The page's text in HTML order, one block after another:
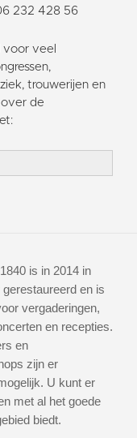
232 428 56
voor veel
trouwerijen en
de
is in 2014 in
en is
vergaderingen,
en recepties.
en
zijn er
U kunt er
met al het goede
biedt.